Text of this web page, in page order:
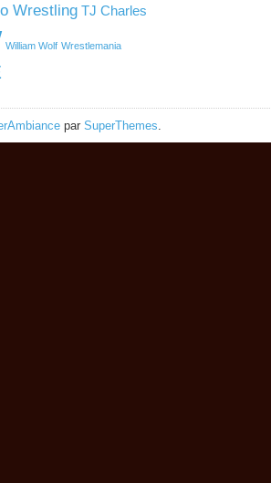
Wrestling TJ Charles
William Wolf Wrestlemania
par SuperThemes.